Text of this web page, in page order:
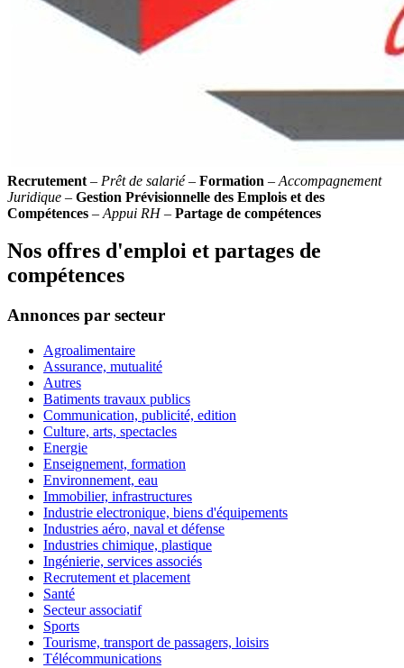
Recrutement – Prêt de salarié– Formation – Accompagnement
Juridique – Gestion Prévisionnelle des Emplois et des
Compétences – Appui RH– Partage de compétences
Nos offres d'emploi et partages de
compétences
Annonces par secteur
Agroalimentaire
Assurance, mutualité
Autres
Batiments travaux publics
Communication, publicité, edition
Culture, arts, spectacles
Energie
Enseignement, formation
Environnement, eau
Immobilier, infrastructures
Industrie electronique, biens d'équipements
Industries aéro, naval et défense
Industries chimique, plastique
Ingénierie, services associés
Recrutement et placement
Santé
Secteur associatif
Sports
Tourisme, transport de passagers, loisirs
Télécommunications